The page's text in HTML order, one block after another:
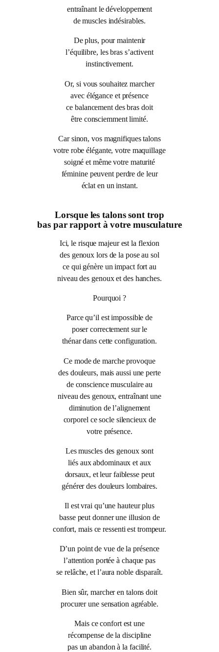
entraînant le développement
de muscles indésirables.
De plus, pour maintenir
l’équilibre, les bras s’activent
instinctivement.
Or, si vous souhaitez marcher
avec élégance et présence
ce balancement des bras doit
être consciemment limité.
Car sinon, vos magnifiques talons
votre robe élégante, votre maquillage
soigné et même votre maturité
féminine peuvent perdre de leur
éclat en un instant.
Lorsque les talons sont trop
bas par rapport à votre musculature
Ici, le risque majeur est la flexion
des genoux lors de la pose au sol
ce qui génère un impact fort au
niveau des genoux et des hanches.
Pourquoi ?
Parce qu’il est impossible de
poser correctement sur le
thénar dans cette configuration.
Ce mode de marche provoque
des douleurs, mais aussi une perte
de conscience musculaire au
niveau des genoux, entraînant une
diminution de l’alignement
corporel ce socle silencieux de
votre présence.
Les muscles des genoux sont
liés aux abdominaux et aux
dorsaux, et leur faiblesse peut
générer des douleurs lombaires.
Il est vrai qu’une hauteur plus
basse peut donner une illusion de
confort, mais ce ressenti est trompeur.
D’un point de vue de la présence
l’attention portée à chaque pas
se relâche, et l’aura noble disparaît.
Bien sûr, marcher en talons doit
procurer une sensation agréable.
Mais ce confort est une
récompense de la discipline
pas un abandon à la facilité.